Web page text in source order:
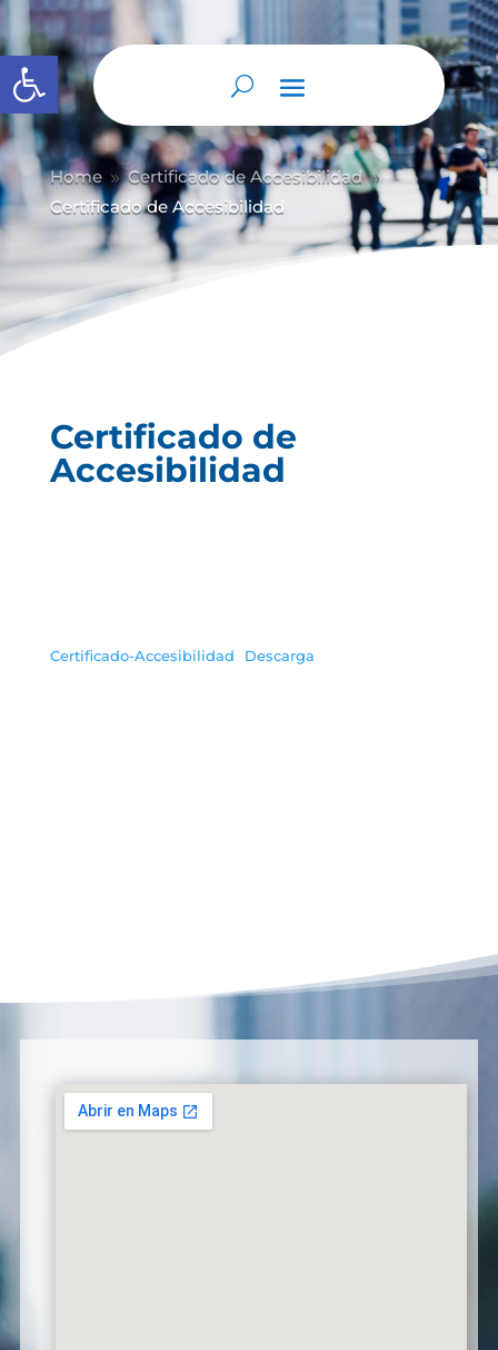
Abrir barra de herramientas
Home 9 Certificado de Accesibilidad 9
Certificado de Accesibilidad
Certificado de
Accesibilidad
Certificado-Accesibilidad Descarga